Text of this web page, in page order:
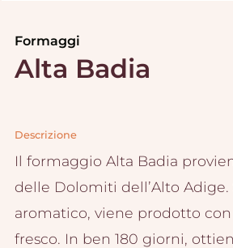
Formaggi
Alta Badia
Descrizione
Il formaggio Alta Badia
delle Dolomiti dell’Alto
aromatico, viene prodotto
fresco. In ben 180 giorni,